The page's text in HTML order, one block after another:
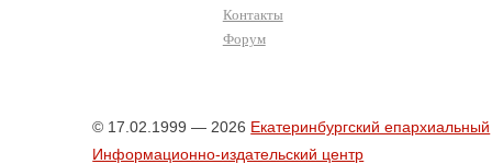
Контакты
Форум
© 17.02.1999 — 2026 Екатеринбургский епархиальный
Информационно-издательский центр